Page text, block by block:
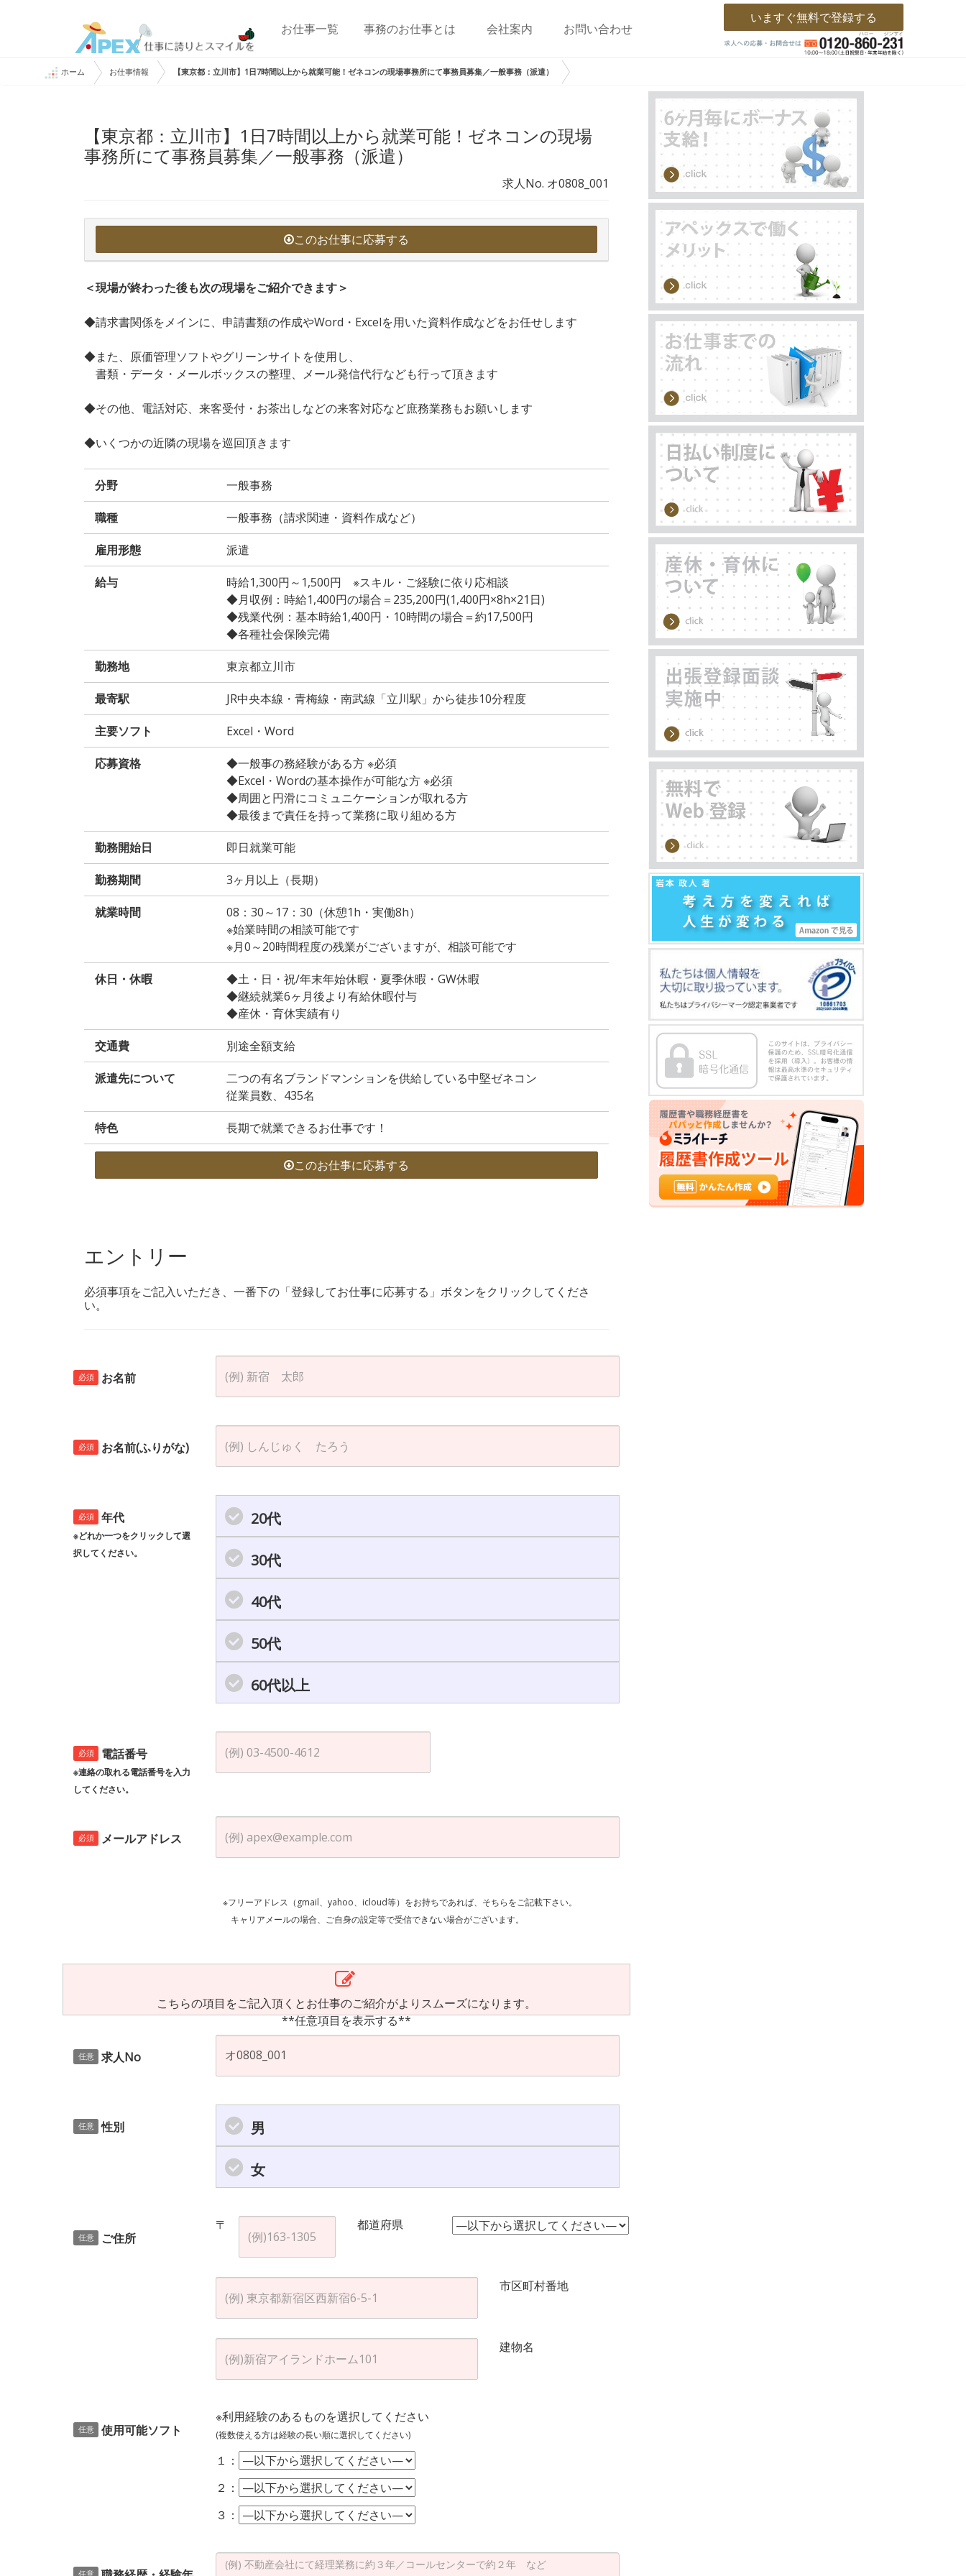
お仕事一覧 事務のお仕事とは 会社案内 お問い合わせ
いますぐ無料で登録する
ホーム お仕事情報 【東京都：立川市】1日7時間以上から就業可能！ゼネコンの現場事務所にて事務員募集／一般事務（派遣）
【東京都：立川市】1日7時間以上から就業可能！ゼネコンの現場
事務所にて事務員募集／一般事務（派遣）
求人No. オ0808_001
このお仕事に応募する
＜現場が終わった後も次の現場をご紹介できます＞
◆請求書関係をメインに、申請書類の作成やWord・Excelを用いた資料作成などをお任せします
◆また、原価管理ソフトやグリーンサイトを使用し、
書類・データ・メールボックスの整理、メール発信代行なども行って頂きます
◆その他、電話対応、来客受付・お茶出しなどの来客対応など庶務業務もお願いします
◆いくつかの近隣の現場を巡回頂きます
分野 一般事務
職種 一般事務（請求関連・資料作成など）
雇用形態 派遣
給与
時給1,300円～1,500円 ※スキル・ご経験に依り応相談
◆月収例：時給1,400円の場合＝235,200円(1,400円×8h×21日)
◆残業代例：基本時給1,400円・10時間の場合＝約17,500円
◆各種社会保険完備
勤務地 東京都立川市
最寄駅 JR中央本線・青梅線・南武線「立川駅」から徒歩10分程度
主要ソフト Excel・Word
応募資格
◆一般事の務経験がある方 ※必須
◆Excel・Wordの基本操作が可能な方 ※必須
◆周囲と円滑にコミュニケーションが取れる方
◆最後まで責任を持って業務に取り組める方
勤務開始日 即日就業可能
勤務期間 3ヶ月以上（長期）
就業時間
08：30～17：30（休憩1h・実働8h）
※始業時間の相談可能です
※月0～20時間程度の残業がございますが、相談可能です
休日・休暇
◆土・日・祝/年末年始休暇・夏季休暇・GW休暇
◆継続就業6ヶ月後より有給休暇付与
◆産休・育休実績有り
交通費 別途全額支給
派遣先について
二つの有名ブランドマンションを供給している中堅ゼネコン
従業員数、435名
特色 長期で就業できるお仕事です！
このお仕事に応募する
エントリー
必須事項をご記入いただき、一番下の「登録してお仕事に応募する」ボタンをクリックしてくださ
い。
必須 お名前
必須 お名前(ふりがな)
必須 年代
※どれか一つをクリックして選
択してください。
20代
30代
40代
50代
60代以上
必須 電話番号
※連絡の取れる電話番号を入力
してください。
必須 メールアドレス
※フリーアドレス（gmail、yahoo、icloud等）をお持ちであれば、そちらをご記載下さい。
キャリアメールの場合、ご自身の設定等で受信できない場合がございます。
こちらの項目をご記入頂くとお仕事のご紹介がよりスムーズになります。
**任意項目を表示する**
任意 求人No
任意 性別 男
女
任意 ご住所
〒 都道府県
市区町村番地
建物名
任意 使用可能ソフト
※利用経験のあるものを選択してください
(複数使える方は経験の長い順に選択してください)
１：
２：
３：